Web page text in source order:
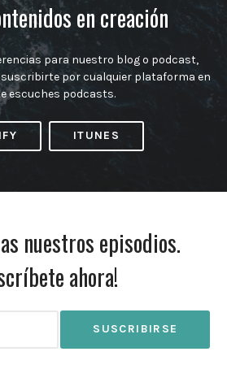
en creación
para nuestro blog o podcast,
por cualquier plataforma en
escuches podcasts.
ITUNES
nuestros episodios.
ahora!